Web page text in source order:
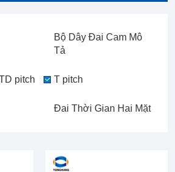
Bộ Dây Đai Cam Mô
Tả
pitch T pitch
Đai Thời Gian Hai Mặt